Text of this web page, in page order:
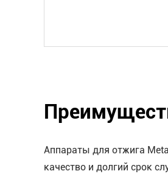
Аппараты для отжига
качество и долгий срок